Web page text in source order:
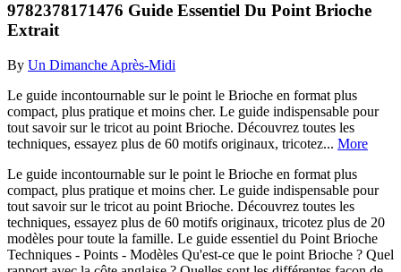
9782378171476 Guide Essentiel Du Point Brioche
Extrait
By Un Dimanche Après-Midi
Le guide incontournable sur le point le Brioche en format plus
compact, plus pratique et moins cher. Le guide indispensable pour
tout savoir sur le tricot au point Brioche. Découvrez toutes les
techniques, essayez plus de 60 motifs originaux, tricotez... More
Le guide incontournable sur le point le Brioche en format plus
compact, plus pratique et moins cher. Le guide indispensable pour
tout savoir sur le tricot au point Brioche. Découvrez toutes les
techniques, essayez plus de 60 motifs originaux, tricotez plus de 20
modèles pour toute la famille. Le guide essentiel du Point Brioche
Techniques - Points - Modèles Qu'est-ce que le point Brioche ? Quel